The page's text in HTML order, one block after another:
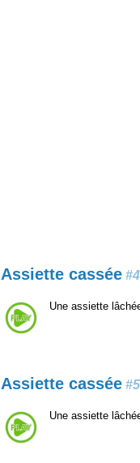
Assiette cassée #4
Une assiette
Assiette cassée #5
Une assiette